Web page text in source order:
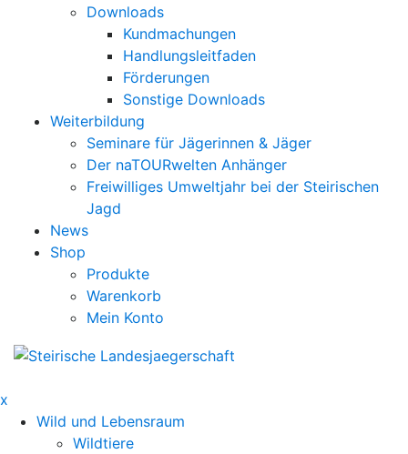
Downloads
Kundmachungen
Handlungsleitfaden
Förderungen
Sonstige Downloads
Weiterbildung
Seminare für Jägerinnen & Jäger
Der naTOURwelten Anhänger
Freiwilliges Umweltjahr bei der Steirischen
Jagd
News
Shop
Produkte
Warenkorb
Mein Konto
x
Wild und Lebensraum
Wildtiere